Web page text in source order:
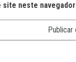
site neste